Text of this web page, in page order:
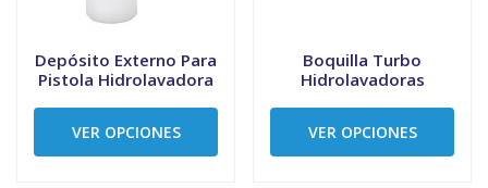
Depósito Externo Para
Pistola Hidrolavadora
VER OPCIONES
Boquilla Turbo
Hidrolavadoras
VER OPCIONES